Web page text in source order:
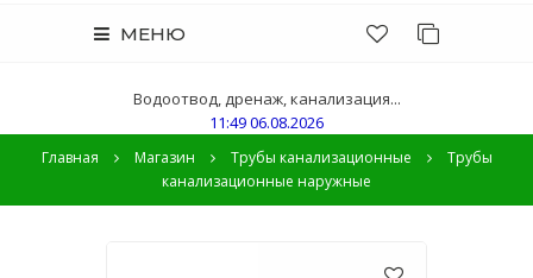
МЕНЮ
Водоотвод, дренаж, канализация...
11:49 06.08.2026
Главная Магазин Трубы канализационные
Трубы
канализационные наружные